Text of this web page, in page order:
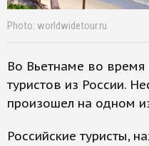
Photo: worldwidetour.ru
Во Вьетнаме во время
туристов из России.
произошел на одном
Российские туристы,